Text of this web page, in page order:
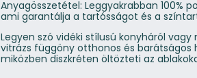
Anyagösszetétel: Leggyakrabban 100%
ami garantálja a tartósságot és a
Legyen szó vidéki stílusú konyháról
vitrázs függöny otthonos és barátságos
miközben diszkréten öltözteti az